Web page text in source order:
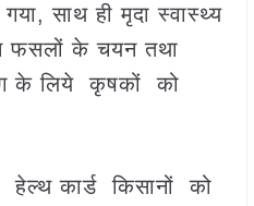
साथ ही मृदा स्‍वास्‍थ्‍य
फसलों के चयन तथा
के लिये कृषकों को
कार्ड किसानों को